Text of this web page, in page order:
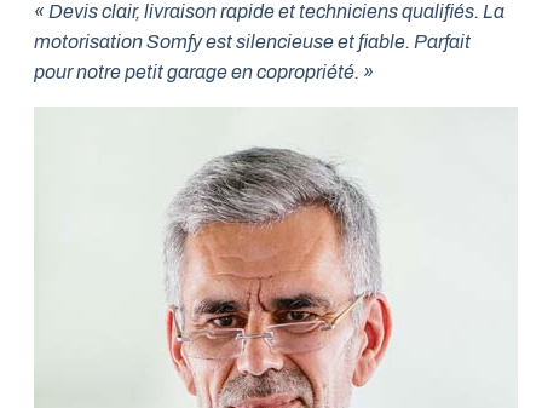
« Devis clair, livraison rapide et techniciens qualifiés. La
motorisation Somfy est silencieuse et fiable. Parfait
pour notre petit garage en copropriété. »